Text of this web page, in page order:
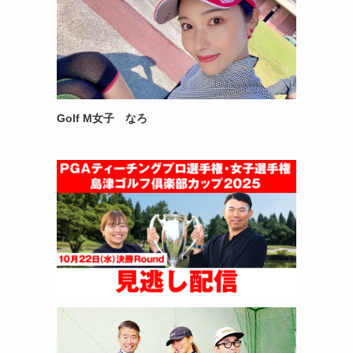
Golf M女子 なろ